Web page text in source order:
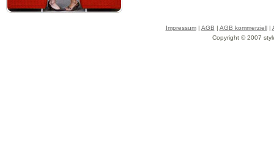
Impressum| AGB | AGB kommerziell|
Copyright © 2007